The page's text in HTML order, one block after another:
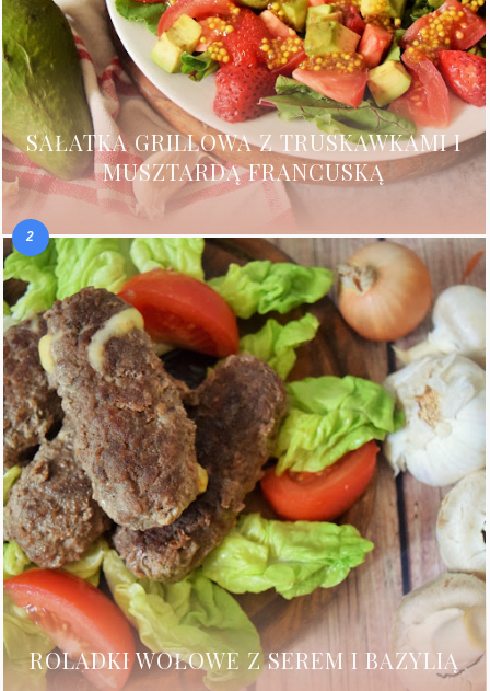
SAŁATKA GRILLOWA Z TRUSKAWKAMI I
MUSZTARDĄ FRANCUSKĄ
ROLADKI WOŁOWE Z SEREM I BAZYLIĄ